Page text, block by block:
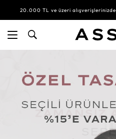
20.000 TL ve üzeri alışverişlerinizde